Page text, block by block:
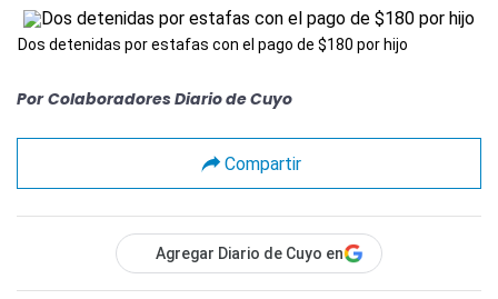
Dos detenidas por estafas con el pago de $180 por hijo
Por Colaboradores Diario de Cuyo
Compartir
Agregar Diario de Cuyo en